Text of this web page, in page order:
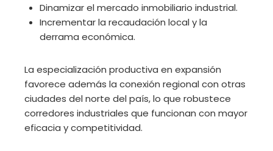
Dinamizar el mercado inmobiliario industrial.
Incrementar la recaudación local y la
derrama económica.
La especialización productiva en expansión
favorece además la conexión regional con otras
ciudades del norte del país, lo que robustece
corredores industriales que funcionan con mayor
eficacia y competitividad.